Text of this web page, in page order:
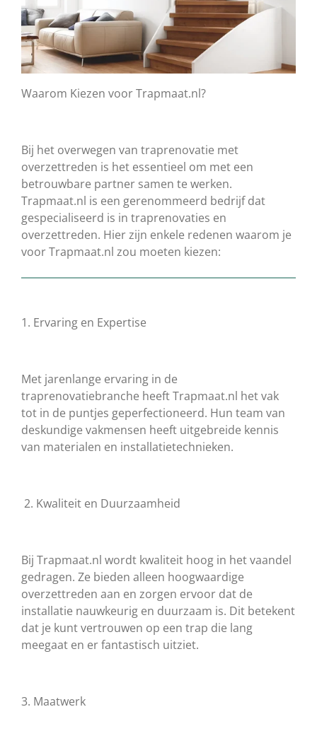
Waarom Kiezen voor Trapmaat.nl?
Bij het overwegen van traprenovatie met
overzettreden is het essentieel om met een
betrouwbare partner samen te werken.
Trapmaat.nl is een gerenommeerd bedrijf dat
gespecialiseerd is in traprenovaties en
overzettreden. Hier zijn enkele redenen waarom je
voor Trapmaat.nl zou moeten kiezen:
1. Ervaring en Expertise
Met jarenlange ervaring in de
traprenovatiebranche heeft Trapmaat.nl het vak
tot in de puntjes geperfectioneerd. Hun team van
deskundige vakmensen heeft uitgebreide kennis
van materialen en installatietechnieken.
2. Kwaliteit en Duurzaamheid
Bij Trapmaat.nl wordt kwaliteit hoog in het vaandel
gedragen. Ze bieden alleen hoogwaardige
overzettreden aan en zorgen ervoor dat de
installatie nauwkeurig en duurzaam is. Dit betekent
dat je kunt vertrouwen op een trap die lang
meegaat en er fantastisch uitziet.
3. Maatwerk